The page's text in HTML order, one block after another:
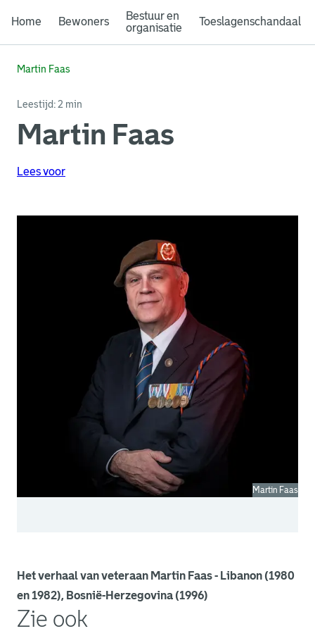
Home Bewoners
Bestuur en
organisatie
Toeslagenschandaal
Martin Faas
Leestijd: 2 min
Martin Faas
Lees voor
Martin Faas
Het verhaal van veteraan Martin Faas - Libanon (1980
en 1982), Bosnië-Herzegovina (1996)
Zie ook